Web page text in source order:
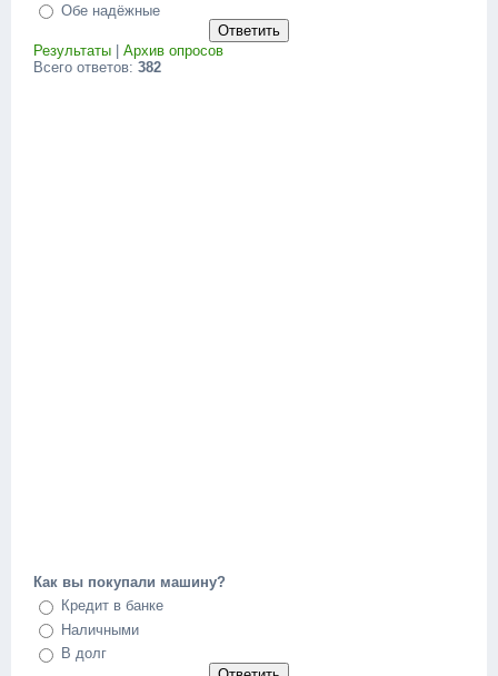
Обе надёжные
Результаты
Архив опросов
Всего ответов: 382
Как вы покупали машину?
Кредит в банке
Наличными
В долг